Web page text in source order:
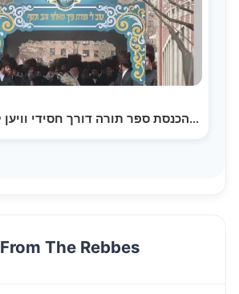
הכנסת ספר תורה דורך חסידי וויען לזכות האדמו"ר…
From The Rebbes